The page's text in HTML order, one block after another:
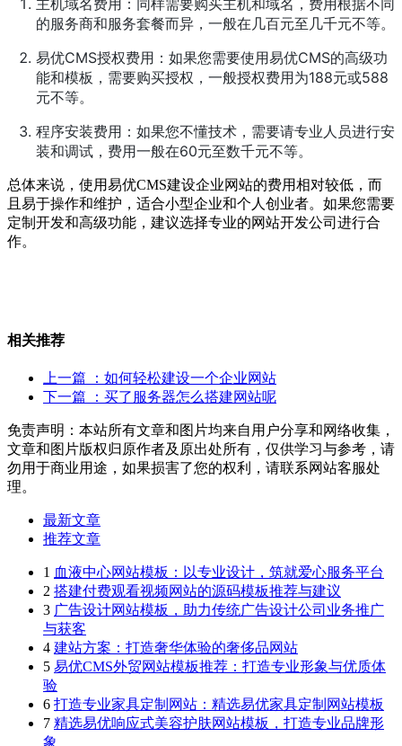
的服务商和服务套餐而异，一般在几百元至几千元不等。
易优CMS授权费用：如果您需要使用易优CMS的高级功
能和模板，需要购买授权，一般授权费用为188元或588
元不等。
程序安装费用：如果您不懂技术，需要请专业人员进行安
装和调试，费用一般在60元至数千元不等。
总体来说，使用易优CMS建设企业网站的费用相对较低，而
且易于操作和维护，适合小型企业和个人创业者。如果您需要
定制开发和高级功能，建议选择专业的网站开发公司进行合
作。
相关推荐
上一篇
：如何轻松建设一个企业网站
下一篇
：买了服务器怎么搭建网站呢
免责声明：本站所有文章和图片均来自用户分享和网络收集，
文章和图片版权归原作者及原出处所有，仅供学习与参考，请
勿用于商业用途，如果损害了您的权利，请联系网站客服处
理。
最新文章
推荐文章
1 血液中心网站模板：以专业设计，筑就爱心服务平台
2 搭建付费观看视频网站的源码模板推荐与建议
3 广告设计网站模板，助力传统广告设计公司业务推广
与获客
4 建站方案：打造奢华体验的奢侈品网站
5 易优CMS外贸网站模板推荐：打造专业形象与优质体
验
6 打造专业家具定制网站：精选易优家具定制网站模板
7 精选易优响应式美容护肤网站模板，打造专业品牌形
象